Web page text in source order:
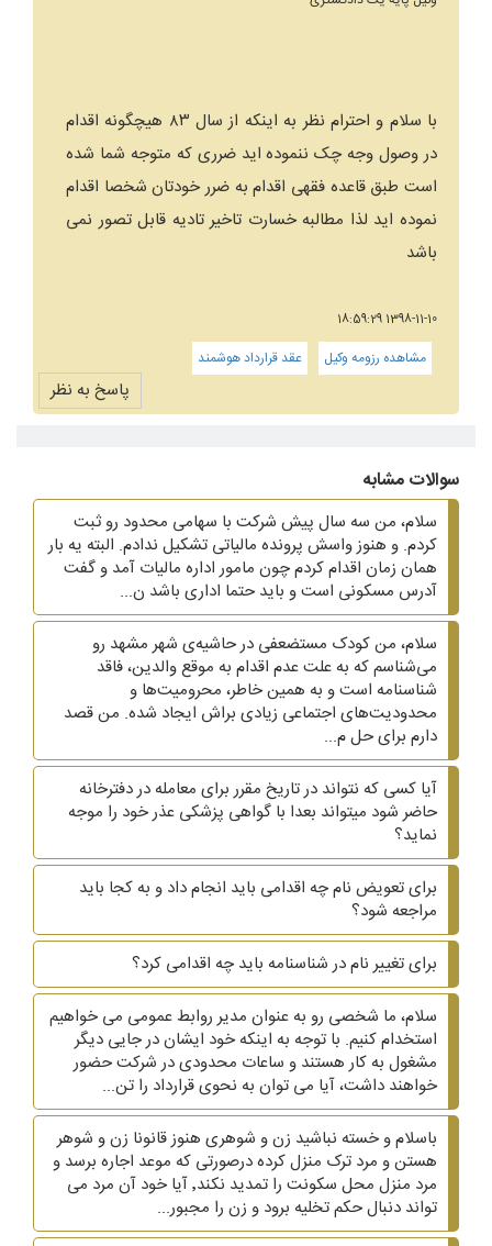
با سلام و احترام نظر به اینکه از سال ۸۳ هیچگونه اقدام
در وصول وجه چک ننموده اید ضرری که متوجه شما شده
است طبق قاعده فقهی اقدام به ضرر خودتان شخصا اقدام
نموده اید لذا مطالبه خسارت تاخیر تادیه قابل تصور نمی
باشد
1398-11-10 18:59:29
مشاهده رزومه وکیل عقد قرارداد هوشمند
پاسخ به نظر
سوالات مشابه
سلام، من سه سال پیش شرکت با سهامی محدود رو ثبت
کردم. و هنوز واسش پرونده مالیاتی تشکیل ندادم. البته یه بار
همان زمان اقدام کردم چون مامور اداره مالیات آمد و گفت
آدرس مسکونی است و باید حتما اداری باشد ن...
سلام، من کودک مستضعفی در حاشیه‌ی شهر مشهد رو
می‌شناسم که به علت عدم اقدام به موقع والدین، فاقد
شناسنامه است و به همین خاطر، محرومیت‌ها و
محدودیت‌های اجتماعی زیادی براش ایجاد شده. من قصد
دارم برای حل م...
آیا کسی که نتواند در تاریخ مقرر برای معامله در دفترخانه
حاضر شود میتواند بعدا با گواهی پزشکی عذر خود را موجه
نماید؟
برای تعویض نام چه اقدامی باید انجام داد و به کجا باید
مراجعه شود؟
برای تغییر نام در شناسنامه باید چه اقدامی کرد؟
سلام، ما شخصی رو به عنوان مدیر روابط عمومی می خواهیم
استخدام کنیم. با توجه به اینکه خود ایشان در جایی دیگر
مشغول به کار هستند و ساعات محدودی در شرکت حضور
خواهند داشت، آیا می توان به نحوی قرارداد را تن...
باسلام و خسته نباشید زن و شوهری هنوز قانونا زن و شوهر
هستن و مرد ترک منزل کرده درصورتی که موعد اجاره برسد و
مرد منزل محل سکونت را تمدید نکند٬ آیا خود آن مرد می
تواند دنبال حکم تخلیه برود و زن را مجبور...